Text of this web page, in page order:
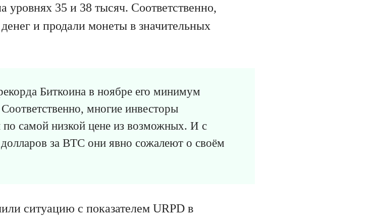
уровнях 35 и 38 тысяч. Соответственно,
и продали монеты в значительных
Биткоина в ноябре его минимум
многие инвесторы
по самой низкой цене из возможных. И с
за BTC они явно сожалеют о своём
ситуацию с показателем URPD в